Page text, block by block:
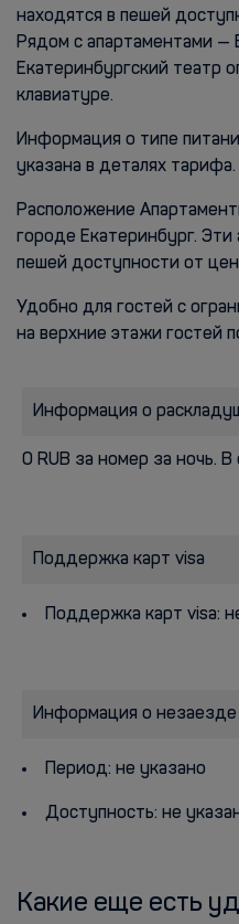
находятся в пешей
Рядом с апартаментами —
Екатеринбургский театр
клавиатуре.
Информация о типе
указана в деталях тарифа.
Расположение
городе Екатеринбург.
пешей доступности от
Удобно для гостей с
на верхние этажи гостей
Информация о
0 RUB за номер за ночь.
Поддержка карт visa
Поддержка карт visa:
Информация о незаезде
Период: не указано
Доступность: не
Какие еще есть